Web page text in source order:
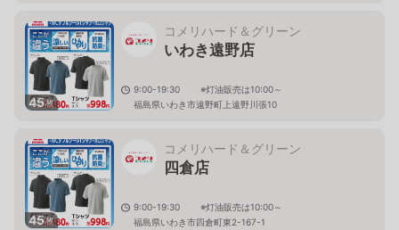
45枚
コメリハード＆グリーン
いわき遠野店
9:00-19:30 ※灯油販売は10:00～
福島県いわき市遠野町上遠野川張10
45枚
コメリハード＆グリーン
四倉店
9:00-19:30 ※灯油販売は10:00～
福島県いわき市四倉町東2-167-1